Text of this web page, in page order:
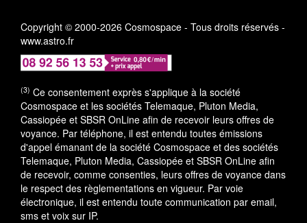
Copyright © 2000-2026 Cosmospace - Tous droits réservés -
www.astro.fr
(3) Ce consentement exprès s'applique à la société
Cosmospace et les sociétés Telemaque, Pluton Media,
Cassiopée et SBSR OnLine afin de recevoir leurs offres de
voyance. Par téléphone, il est entendu toutes émissions
d'appel émanant de la société Cosmospace et des sociétés
Telemaque, Pluton Media, Cassiopée et SBSR OnLine afin
de recevoir, comme consenties, leurs offres de voyance dans
le respect des règlementations en vigueur. Par voie
électronique, il est entendu toute communication par email,
sms et voix sur IP.